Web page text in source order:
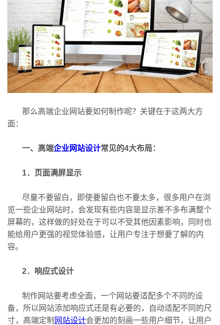
那么高端企业网站要如何制作呢？关键在于这两大方
面：
一、高端企业网站设计常见的4大布局：
1．页面满屏显示
尽量不要留白，即使要留白也不要太多，很多用户在浏
览一些企业网站时，会发现有些内容是显示差不多布满整个
屏幕的，这样做的好处在于可以不受其他因素影响，同时也
能给用户更强的视觉体验感，让用户专注于想要了解的内
容。
2．响应式设计
制作网站要考虑全面，一个网站要适配多个不同的设
备，所以网站添加响应式还是有必要的，自动适配不同的尺
寸，高端定制 网站设计会更加的刻画一些用户细节，让用户